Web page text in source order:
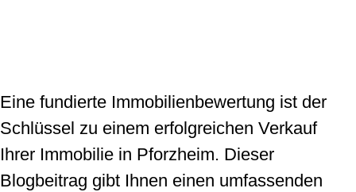
Eine fundierte Immobilienbewertung ist der
Schlüssel zu einem erfolgreichen Verkauf
Ihrer Immobilie in Pforzheim. Dieser
Blogbeitrag gibt Ihnen einen umfassenden